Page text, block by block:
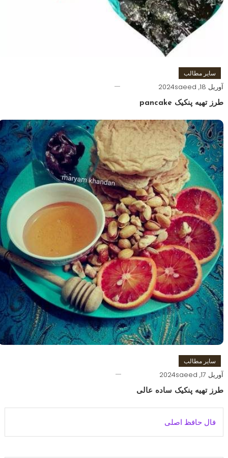
سایر مطالب
آوریل 18, 2024 saeed
طرز تهیه پنکیک pancake
سایر مطالب
آوریل 17, 2024 saeed
طرز تهیه پنکیک ساده عالی
فال حافظ اصلی